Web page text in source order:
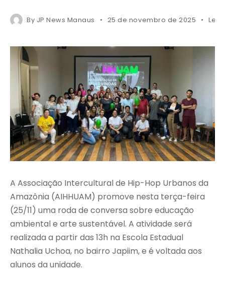
By JP News Manaus 25 de novembro de 2025
A Associação Intercultural de Hip-Hop Urbanos da
Amazônia (AIHHUAM) promove nesta terça-feira
(25/11) uma roda de conversa sobre educação
ambiental e arte sustentável. A atividade será
realizada a partir das 13h na Escola Estadual
Nathalia Uchoa, no bairro Japiim, e é voltada aos
alunos da unidade.